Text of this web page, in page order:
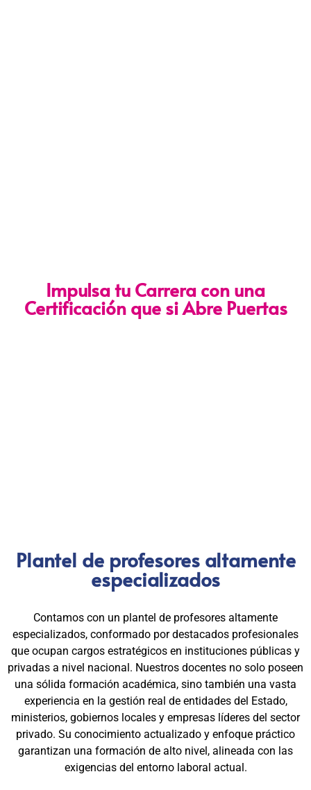
Impulsa tu Carrera con una
Certificación que si Abre Puertas
Plantel de profesores altamente
especializados
Contamos con un plantel de profesores altamente
especializados, conformado por destacados profesionales
que ocupan cargos estratégicos en instituciones públicas y
privadas a nivel nacional. Nuestros docentes no solo poseen
una sólida formación académica, sino también una vasta
experiencia en la gestión real de entidades del Estado,
ministerios, gobiernos locales y empresas líderes del sector
privado. Su conocimiento actualizado y enfoque práctico
garantizan una formación de alto nivel, alineada con las
exigencias del entorno laboral actual.